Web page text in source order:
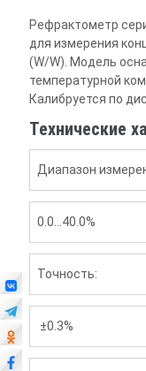
Рефрактометр
для измерения
(W/W). Модель
температурной
Калибруется по
Технические
Диапазон
0.0…40.0%
Точность:
±0.3%